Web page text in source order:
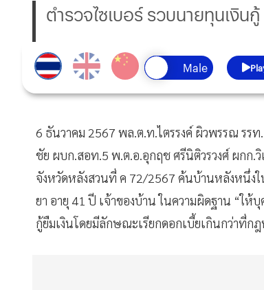
ตำรวจไซเบอร์ รวบนายทุนเงิน
6 ธันวาคม 2567 พล.ต.ท.ไตรรงค์ ผิวพรรณ ร
ชัย ผบก.สอท.5 พ.ต.อ.อุกฤช ศรีนิติวรวงศ์ ผกก.
จังหวัดหลังสวนที่ ค 72/2567 ค้นบ้านหลังหนึ่งใ
ยา อายุ 41 ปี เจ้าของบ้าน ในความผิดฐาน “ใ
กู้ยืมเงินโดยมีลักษณะเรียกดอกเบี้ยเกินกว่าที่